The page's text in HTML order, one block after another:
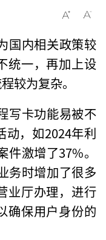
国内相关政策较
统一，再加上设
较为复杂。
写卡功能易被不
动，如2024年利
激增了37%。
务时增加了很多
业厅办理，进行
确保用户身份的